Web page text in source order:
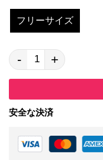
フリーサイズ
- +
安全な決済